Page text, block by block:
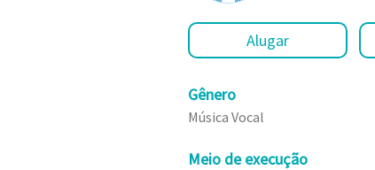
Alugar
Gênero
Música Vocal
Meio de execução